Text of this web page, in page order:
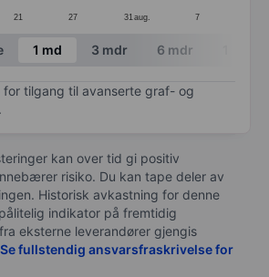
21 27 31 aug. 7
chart.
1 md 3 mdr 6 mdr
for tilgang til avanserte graf- og
kan over tid gi positiv
risiko. Du kan tape deler av
Historisk avkastning for denne
indikator på fremtidig
eksterne leverandører gjengis
Se fullstendig ansvarsfraskrivelse for